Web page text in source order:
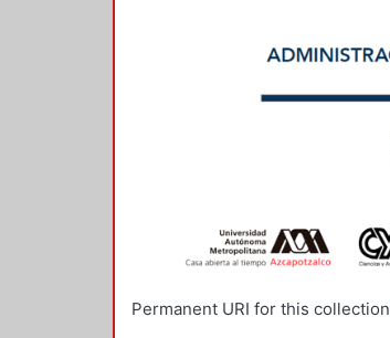
Permanent URI for this collection